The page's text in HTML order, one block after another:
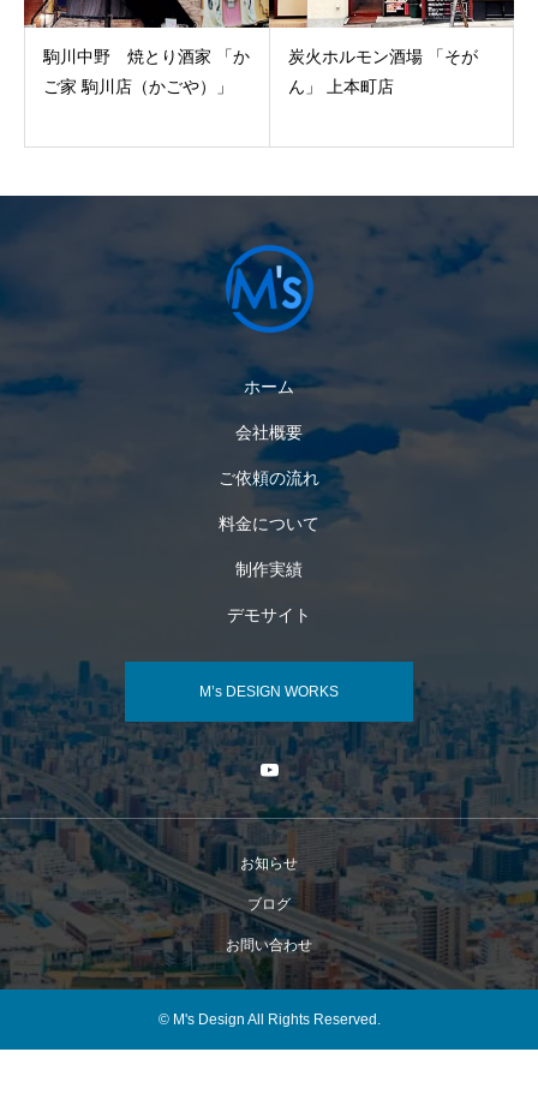
駒川中野 焼とり酒家 「か
ご家 駒川店（かごや）」
炭火ホルモン酒場 「そが
ん」 上本町店
ホーム
会社概要
ご依頼の流れ
料金について
制作実績
デモサイト
M’s DESIGN WORKS
お知らせ
ブログ
お問い合わせ
© M's Design All Rights Reserved.